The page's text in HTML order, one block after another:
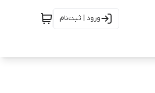
ورود | ثبت‌نام